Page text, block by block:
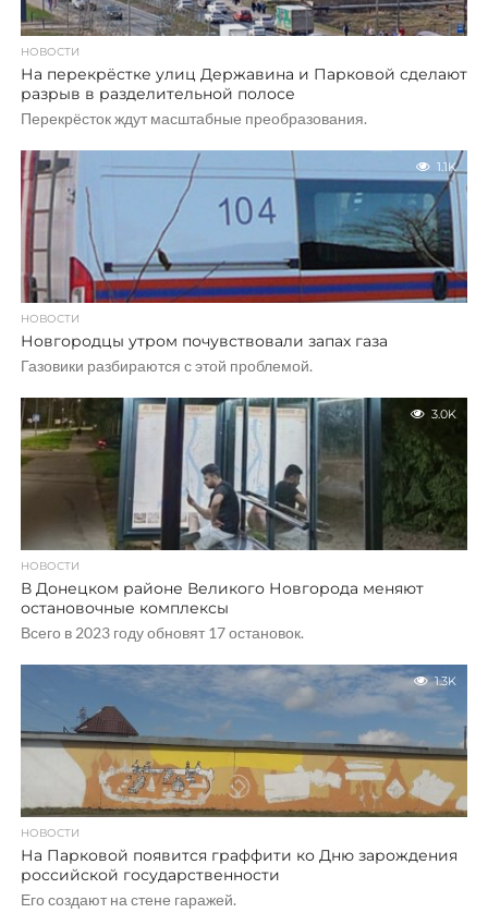
НОВОСТИ
На перекрёстке улиц Державина и Парковой сделают
разрыв в разделительной полосе
Перекрёсток ждут масштабные преобразования.
1.1K
НОВОСТИ
Новгородцы утром почувствовали запах газа
Газовики разбираются с этой проблемой.
3.0K
НОВОСТИ
В Донецком районе Великого Новгорода меняют
остановочные комплексы
Всего в 2023 году обновят 17 остановок.
1.3K
НОВОСТИ
На Парковой появится граффити ко Дню зарождения
российской государственности
Его создают на стене гаражей.